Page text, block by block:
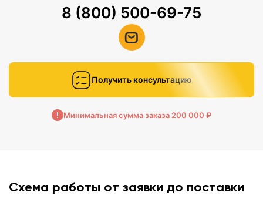
8 (800) 500-69-75
Получить консультацию
Минимальная сумма заказа 200 000 ₽
Схема работы от заявки до поставки